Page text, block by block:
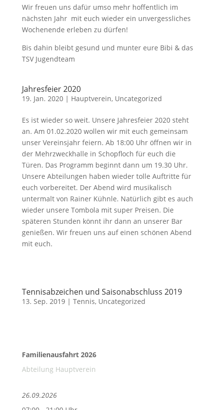
Wir freuen uns dafür umso mehr hoffentlich im
nächsten Jahr mit euch wieder ein unvergessliches
Wochenende erleben zu dürfen!
Bis dahin bleibt gesund und munter eure Bibi & das
TSV Jugendteam
Jahresfeier 2020
19. Jan. 2020| Hauptverein, Uncategorized
Es ist wieder so weit. Unsere Jahresfeier 2020 steht
an. Am 01.02.2020 wollen wir mit euch gemeinsam
unser Vereinsjahr feiern. Ab 18:00 Uhr öffnen wir in
der Mehrzweckhalle in Schopfloch für euch die
Türen. Das Programm beginnt dann um 19.30 Uhr.
Unsere Abteilungen haben wieder tolle Auftritte für
euch vorbereitet. Der Abend wird musikalisch
untermalt von Rainer Kühnle. Natürlich gibt es auch
wieder unsere Tombola mit super Preisen. Die
späteren Stunden könnt ihr dann an unserer Bar
genießen. Wir freuen uns auf einen schönen Abend
mit euch.
Tennisabzeichen und Saisonabschluss 2019
13. Sep. 2019| Tennis, Uncategorized
Familienausfahrt 2026
Abteilung Hauptverein
26.09.2026